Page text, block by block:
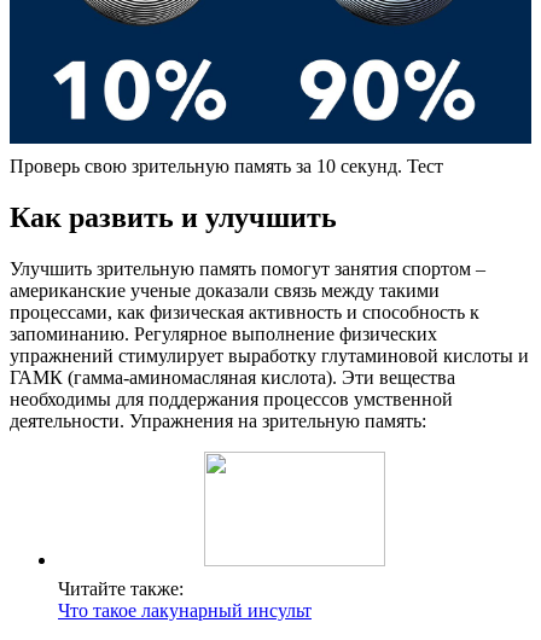
Проверь свою зрительную память за 10 секунд. Тест
Как развить и улучшить
Улучшить зрительную память помогут занятия спортом –
американские ученые доказали связь между такими
процессами, как физическая активность и способность к
запоминанию. Регулярное выполнение физических
упражнений стимулирует выработку глутаминовой кислоты и
ГАМК (гамма-аминомасляная кислота). Эти вещества
необходимы для поддержания процессов умственной
деятельности. Упражнения на зрительную память:
Читайте также:
Что такое лакунарный инсульт